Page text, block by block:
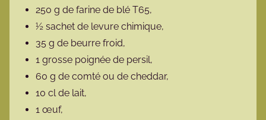
250 g de farine de blé T65,
½ sachet de levure chimique,
35 g de beurre froid,
1 grosse poignée de persil,
60 g de comté ou de cheddar,
10 cl de lait,
1 œuf,